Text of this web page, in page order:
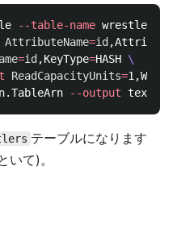
--table-name wrestlers
AttributeName=id
=id ,KeyType=HASH \
ReadCapacityUnits=
--output
テーブルになります
いて)。